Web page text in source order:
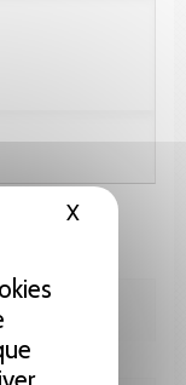
XMasquer